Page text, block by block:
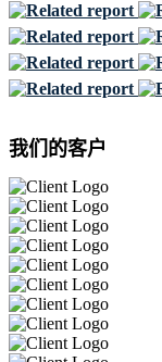
我们的客户